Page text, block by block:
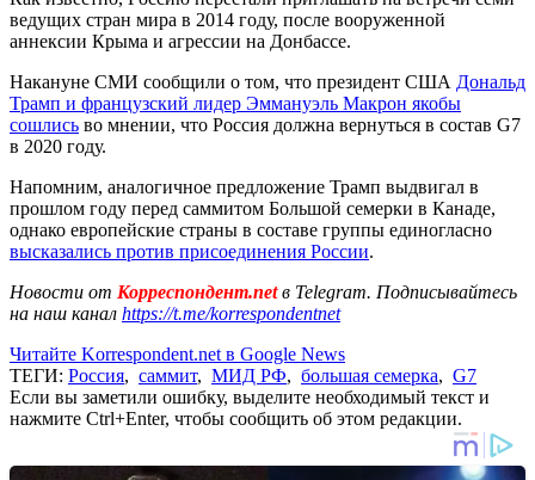
ведущих стран мира в 2014 году, после вооруженной
аннексии Крыма и агрессии на Донбассе.
Накануне СМИ сообщили о том, что президент США Дональд
Трамп и французский лидер Эммануэль Макрон якобы
сошлись во мнении, что Россия должна вернуться в состав G7
в 2020 году.
Напомним, аналогичное предложение Трамп выдвигал в
прошлом году перед саммитом Большой семерки в Канаде,
однако европейские страны в составе группы единогласно
высказались против присоединения России.
Новости от Корреспондент.netв Telegram. Подписывайтесь
на наш канал https://t.me/korrespondentnet
Читайте Korrespondent.net в Google News
ТЕГИ: Россия, саммит, МИД РФ, большая семерка, G7
Если вы заметили ошибку, выделите необходимый текст и
нажмите Ctrl+Enter, чтобы сообщить об этом редакции.